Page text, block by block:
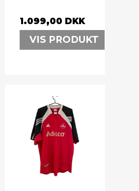
1.099,00 DKK
VIS PRODUKT